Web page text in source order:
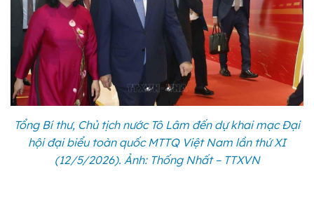
Tổng Bí thư, Chủ tịch nước Tô Lâm đến dự khai mạc Đại
hội đại biểu toàn quốc MTTQ Việt Nam lần thứ XI
(12/5/2026). Ảnh: Thống Nhất – TTXVN